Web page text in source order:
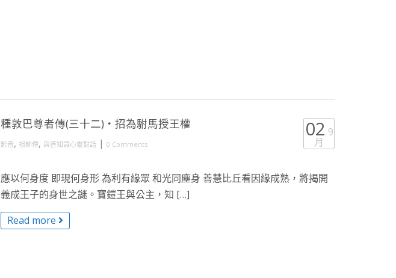
種敦巴尊者傳(三十二)・招為駙馬授王權
影音, 祖師傳, 與善知識心靈對話 | 0 Comments
02 9
月
應以何身度 即現何身形 為利有緣眾 和光同塵身 善慧比丘看因緣成熟，將揭開
義成王子的身世之謎。寶鎧王與公主，知 […]
Read more